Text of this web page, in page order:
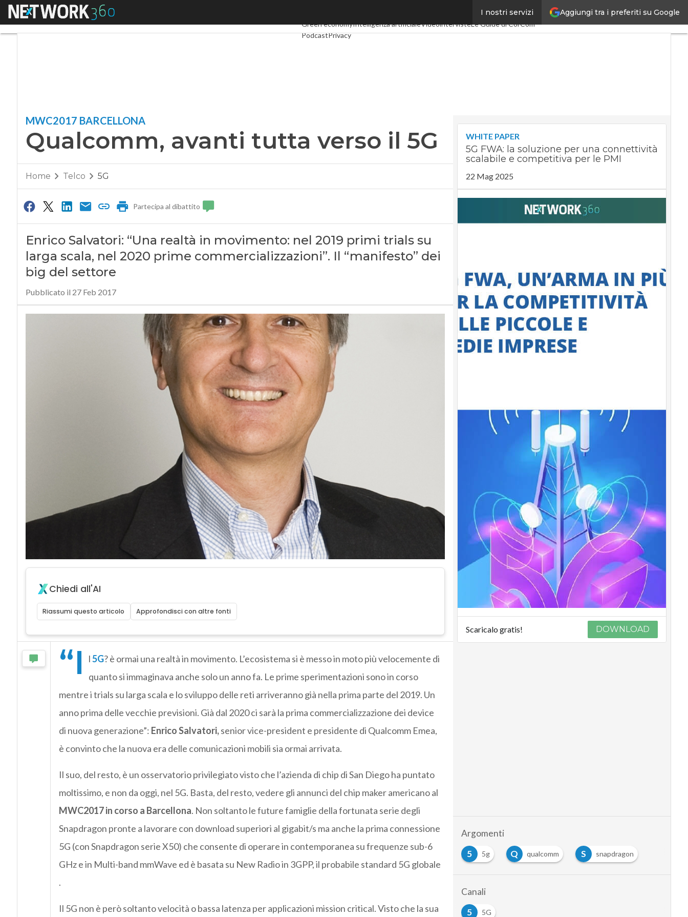
Aggiungi tra i preferiti su Google
I nostri servizi
Menu SpacEconomyPA Digitale
Green economyIntelligenza artificialeVideointervisteLe Guide di CorCom
PodcastPrivacy
MWC2017 BARCELLONA
Qualcomm, avanti tutta verso il 5G
Home Telco 5G
Partecipa al dibattito
Enrico Salvatori: “Una realtà in movimento: nel 2019 primi trials su
larga scala, nel 2020 prime commercializzazioni”. Il “manifesto” dei
big del settore
Pubblicato il 27 Feb 2017
Chiedi all'AI
Riassumi questo articolo Approfondisci con altre fonti
“I l5G? è ormai una realtà in movimento. L’ecosistema si è messo in moto più velocemente di
quanto si immaginava anche solo un anno fa. Le prime sperimentazioni sono in corso
mentre i trials su larga scala e lo sviluppo delle reti arriveranno già nella prima parte del 2019. Un
anno prima delle vecchie previsioni. Già dal 2020 ci sarà la prima commercializzazione dei device
di nuova generazione”: Enrico Salvatori,senior vice-president e presidente di Qualcomm Emea,
è convinto che la nuova era delle comunicazioni mobili sia ormai arrivata.
Il suo, del resto, è un osservatorio privilegiato visto che l’azienda di chip di San Diego ha puntato
moltissimo, e non da oggi, nel 5G. Basta, del resto, vedere gli annunci del chip maker americano al
MWC2017 in corso a Barcellona. Non soltanto le future famiglie della fortunata serie degli
Snapdragon pronte a lavorare con download superiori al gigabit/s ma anche la prima connessione
5G (con Snapdragon serie X50) che consente di operare in contemporanea su frequenze sub-6
GHz e in Multi-band mmWave ed è basata su New Radio in 3GPP, il probabile standard 5G globale
.
Il 5G non è però soltanto velocità o bassa latenza per applicazioni mission critical. Visto che la sua
WHITE PAPER
5G FWA: la soluzione per una connettività
scalabile e competitiva per le PMI
22 Mag 2025
Scaricalo gratis! DOWNLOAD
Argomenti
5
5g Q qualcomm S snapdragon
Canali
5
5G